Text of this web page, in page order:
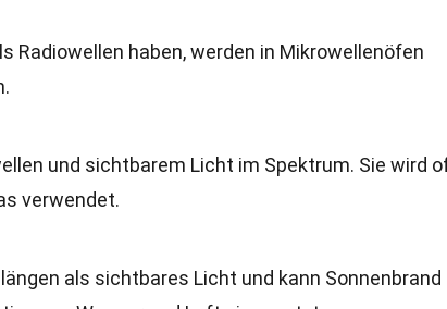
Radiowellen haben, werden in Mikrowellenöfen
und sichtbarem Licht im Spektrum. Sie wird
verwendet.
als sichtbares Licht und kann Sonnenbrand